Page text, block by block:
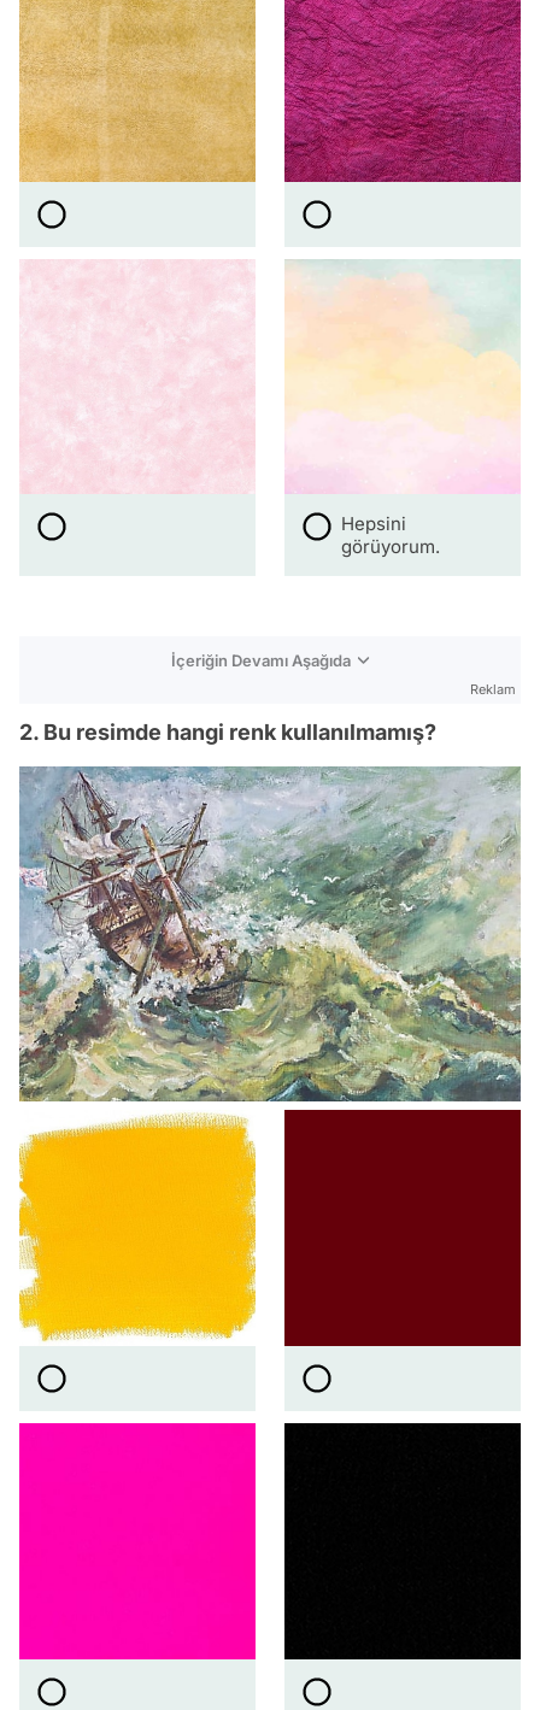
Hepsini
görüyorum.
İçeriğin Devamı Aşağıda
Reklam
2. Bu resimde hangi renk kullanılmamış?